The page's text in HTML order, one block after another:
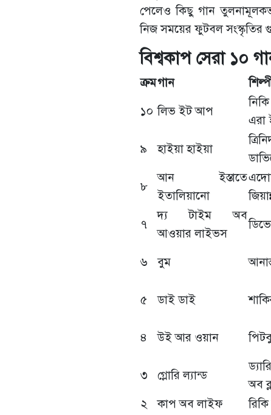
পেলেও কিছু গান
নিজ সময়ের ফুটবল সংস্কৃতির
বিশ্বকাপ সেরা ১০
ক্রমগান
১০ লিভ ইট আপ
এরা
৯ হাইয়া হাইয়া
৮
আন ইস্তাতে
ইতালিয়ানো
৭
দ্য টাইম অব
আওয়ার লাইভস
৬ বুম
৫ ডাই ডাই
৪ উই আর ওয়ান
৩ গ্লোরি ল্যান্ড
অব
২
কাপ অব লাইফ রিকি